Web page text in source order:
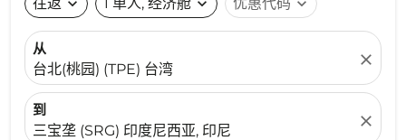
expand_more expand_more expand_more
从
台北(桃园) (TPE) 台湾
close
到
三宝垄 (SRG) 印度尼西亚, 印尼
close